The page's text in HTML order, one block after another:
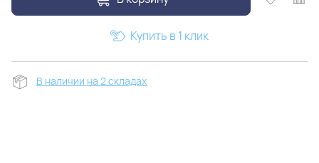
Купить в 1 клик
В наличии на 2 складах